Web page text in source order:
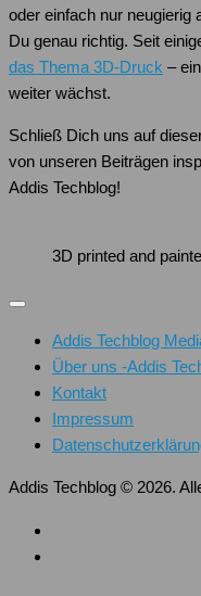
oder einfach nur neugierig
Du genau richtig. Seit
das Thema 3D-Druck –
weiter wächst.
Schließ Dich uns auf
von unseren Beiträgen
Addis Techblog!
3D printed and
Addis Techblog
Über uns -Addis
Kontakt
Impressum
Addis Techblog © 2026.